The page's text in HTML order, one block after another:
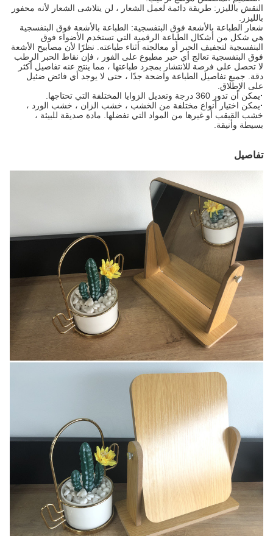
النقش بالليزر: طريقة دائمة لعمل الشعار ، لن يتلاشى الشعار لأنه محفور
بالليزر.
شعار الطباعة بالأشعة فوق البنفسجية: الطباعة بالأشعة فوق البنفسجية
هي شكل من أشكال الطباعة الرقمية التي تستخدم الأضواء فوق
البنفسجية لتجفيف الحبر أو معالجته أثناء طباعته. نظرًا لأن مصابيح الأشعة
فوق البنفسجية تعالج أي حبر مطبوع على الفور ، فإن نقاط الحبر الرطب
لا تحصل على فرصة للانتشار بمجرد طباعتها ، مما ينتج عنه تفاصيل أكثر
دقة. جميع تفاصيل الطباعة واضحة جدًا ، حتى لا يوجد أي فائض ضئيل
على الإطلاق.
يمكن أن تدور 360 درجة وتعديل الزوايا المختلفة التي تحتاجها.
يمكن اختيار أنواع مختلفة من الخشب ، خشب الزان ، خشب الورد ،
خشب القيقب أو غيرها من المواد التي تفضلها. مادة صديقة للبيئة ،
بسيطة وأنيقة.
تفاصيل